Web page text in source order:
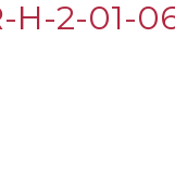
H-2-01-